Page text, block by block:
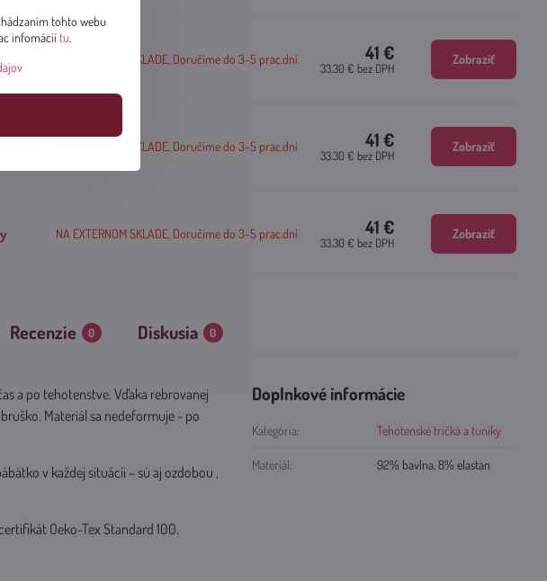
Recenzie 0 Diskusia 0
a po tehotenstve. Vďaka rebrovanej
Materiál sa nedeformuje - po
v každej situácii – sú aj ozdobou ,
Oeko-Tex Standard 100.
Doplnkové informácie
Kategória: Tehotenské tričká a tuniky
Materiál: 92% bavlna, 8% elastan
NA EXTERNOM SKLADE, Doručíme do 3-5 prac.dní 41 €
33.30 € bez DPH
Zobraziť
NA EXTERNOM SKLADE, Doručíme do 3-5 prac.dní 41 €
33.30 € bez DPH
Zobraziť
NA EXTERNOM SKLADE, Doručíme do 3-5 prac.dní 41 €
33.30 € bez DPH
Zobraziť
tohto webu
infomáciítu.